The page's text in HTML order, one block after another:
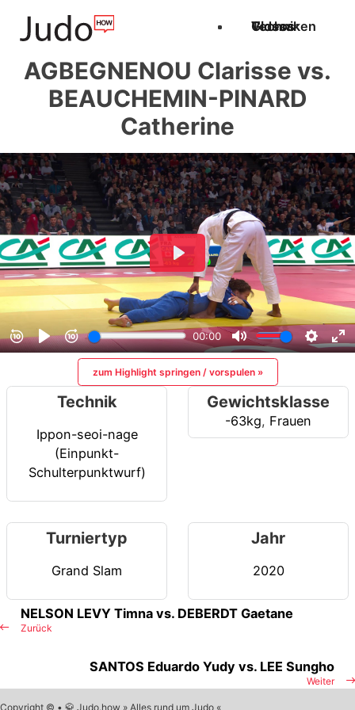
Techniken
Videos
Glossar
AGBEGNENOU Clarisse vs.
BEAUCHEMIN-PINARD
Catherine
zum Highlight springen / vorspulen »
Technik
Ippon-seoi-nage
(Einpunkt-
Schulterpunktwurf)
Gewichtsklasse
-63kg, Frauen
Turniertyp
Grand Slam
Jahr
2020
Zurück
NELSON LEVY Timna vs. DEBERDT Gaetane
Weiter
SANTOS Eduardo Yudy vs. LEE Sungho
Copyright © • 🥋 Judo.how » Alles rund um Judo «